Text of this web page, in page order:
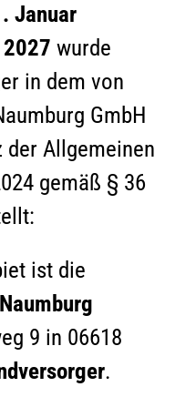
Januar
wurde
in dem von
GmbH
der Allgemeinen
gemäß § 36
ist die
9 in 06618
.